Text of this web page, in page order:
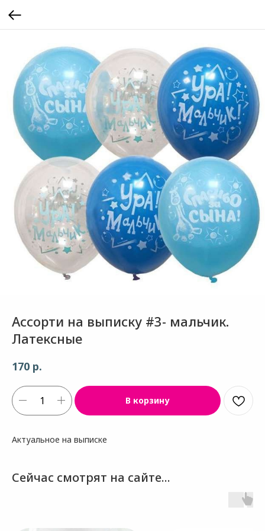
Ассорти на выписку #3- мальчик.
Латексные
170 р.
В корзину
Актуальное на выписке
Сейчас смотрят на сайте...